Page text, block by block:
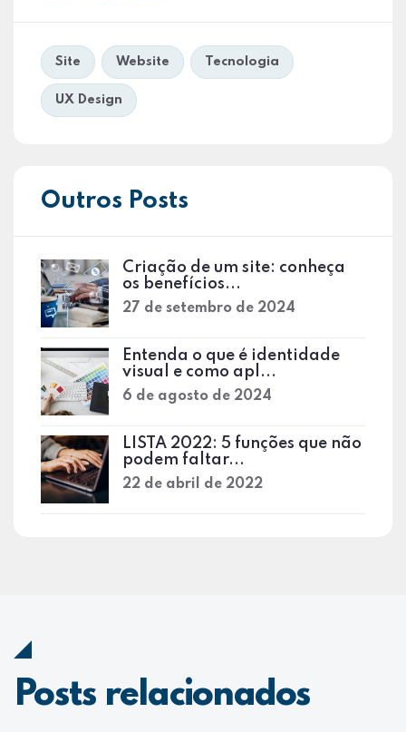
Site Website Tecnologia
UX Design
Outros Posts
Criação de um site: conheça
os benefícios...
27 de setembro de 2024
Entenda o que é identidade
visual e como apl...
6 de agosto de 2024
LISTA 2022: 5 funções que não
podem faltar...
22 de abril de 2022
Posts relacionados